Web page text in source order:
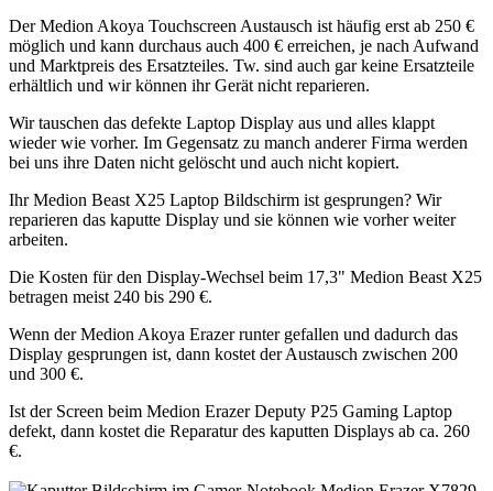
Der Medion Akoya Touchscreen Austausch ist häufig erst ab 250 €
möglich und kann durchaus auch 400 € erreichen, je nach Aufwand
und Marktpreis des Ersatzteiles. Tw. sind auch gar keine Ersatzteile
erhältlich und wir können ihr Gerät nicht reparieren.
Wir tauschen das defekte Laptop Display aus und alles klappt
wieder wie vorher. Im Gegensatz zu manch anderer Firma werden
bei uns ihre Daten nicht gelöscht und auch nicht kopiert.
Ihr Medion Beast X25 Laptop Bildschirm ist gesprungen? Wir
reparieren das kaputte Display und sie können wie vorher weiter
arbeiten.
Die Kosten für den Display-Wechsel beim 17,3" Medion Beast X25
betragen meist 240 bis 290 €.
Wenn der Medion Akoya Erazer runter gefallen und dadurch das
Display gesprungen ist, dann kostet der Austausch zwischen 200
und 300 €.
Ist der Screen beim Medion Erazer Deputy P25 Gaming Laptop
defekt, dann kostet die Reparatur des kaputten Displays ab ca. 260
€.